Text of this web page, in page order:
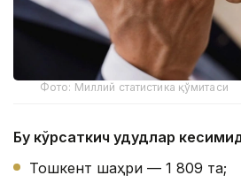
Фото: Миллий статистика қўмитаси
Бу кўрсаткич ҳудудлар
Тошкент шаҳри — 1 809 та;